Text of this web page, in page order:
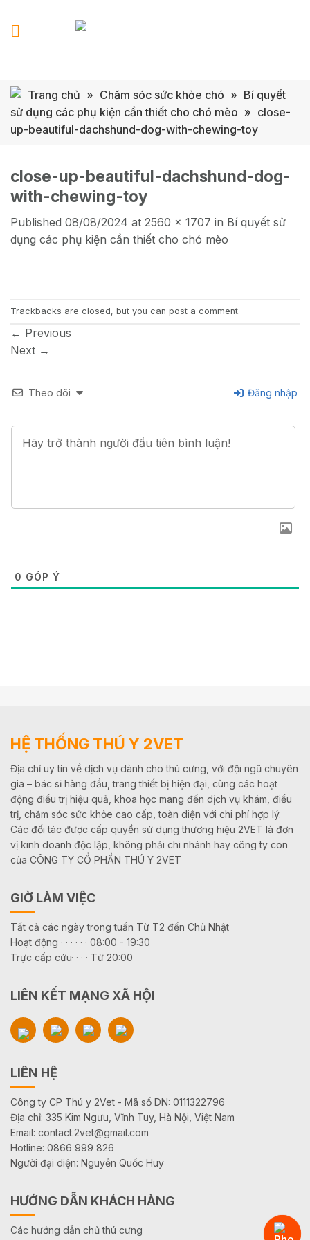
Trang chủ » Chăm sóc sức khỏe chó » Bí quyết
sử dụng các phụ kiện cần thiết cho chó mèo » close-
up-beautiful-dachshund-dog-with-chewing-toy
close-up-beautiful-dachshund-dog-
with-chewing-toy
Published 08/08/2024 at 2560 × 1707 in Bí quyết sử
dụng các phụ kiện cần thiết cho chó mèo
Trackbacks are closed, but you can post a comment.
← Previous
Next →
Theo dõi Đăng nhập
0 GÓP Ý
HỆ THỐNG THÚ Y 2VET
Địa chỉ uy tín về dịch vụ dành cho thú cưng, với đội ngũ chuyên
gia – bác sĩ hàng đầu, trang thiết bị hiện đại, cùng các hoạt
động điều trị hiệu quả, khoa học mang đến dịch vụ khám, điều
trị, chăm sóc sức khỏe cao cấp, toàn diện với chi phí hợp lý.
Các đối tác được cấp quyền sử dụng thương hiệu 2VET là đơn
vị kinh doanh độc lập, không phải chi nhánh hay công ty con
của CÔNG TY CỔ PHẦN THÚ Y 2VET
GIỜ LÀM VIỆC
Tất cả các ngày trong tuần Từ T2 đến Chủ Nhật
Hoạt động · · · · · · 08:00 - 19:30
Trực cấp cứu· · · · Từ 20:00
LIÊN KẾT MẠNG XÃ HỘI
LIÊN HỆ
Công ty CP Thú y 2Vet - Mã số DN: 0111322796
Địa chỉ: 335 Kim Ngưu, Vĩnh Tuy, Hà Nội, Việt Nam
Email: contact.2vet@gmail.com
Hotline: 0866 999 826
Người đại diện: Nguyễn Quốc Huy
HƯỚNG DẪN KHÁCH HÀNG
Các hướng dẫn chủ thú cưng